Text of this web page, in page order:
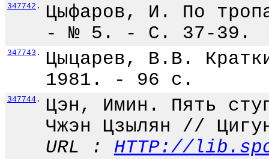
347742 .
Цыфаров, И. По
- № 5. - С. 37-39.
347743 .
Цыцарев, В.В.
1981. - 96 с.
347744 .
Цэн, Имин. Пять
Чжэн Цзылян //
URL : HTTP://